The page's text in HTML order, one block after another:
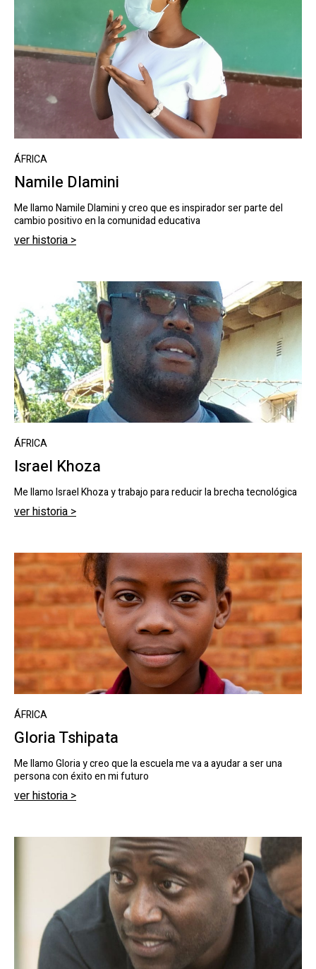
ÁFRICA
Namile Dlamini
Me llamo Namile Dlamini y creo que es inspirador ser parte del
cambio positivo en la comunidad educativa
ver historia >
ÁFRICA
Israel Khoza
Me llamo Israel Khoza y trabajo para reducir la brecha tecnológica
ver historia >
ÁFRICA
Gloria Tshipata
Me llamo Gloria y creo que la escuela me va a ayudar a ser una
persona con éxito en mi futuro
ver historia >